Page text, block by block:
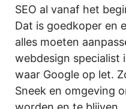
SEO al vanaf het
Dat is goedkoper en
alles moeten
webdesign specialist
waar Google op let.
Sneek en omgeving